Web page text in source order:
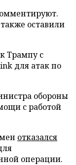
оставили
к Трампу с
для атак по
обороны
с работой
отказался
операции.